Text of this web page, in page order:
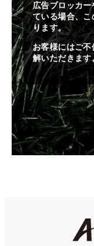
広告ブロッカ
ている場合、
ります。
お客様にはご
解いただきま